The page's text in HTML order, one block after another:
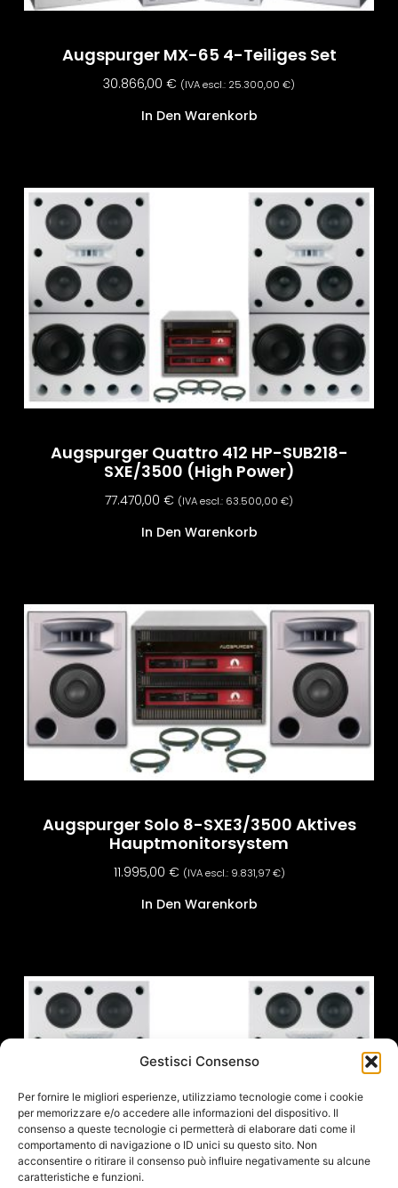
Gestisci Consenso
Per fornire le migliori esperienze, utilizziamo tecnologie come i cookie
per memorizzare e/o accedere alle informazioni del dispositivo. Il
consenso a queste tecnologie ci permetterà di elaborare dati come il
comportamento di navigazione o ID unici su questo sito. Non
acconsentire o ritirare il consenso può influire negativamente su alcune
caratteristiche e funzioni.
Augspurger MX-65 4-Teiliges Set
30.866,00 € (IVA escl.: 25.300,00 €)
In Den Warenkorb
Augspurger Quattro 412 HP-SUB218-
SXE/3500 (High Power)
77.470,00 € (IVA escl.: 63.500,00 €)
In Den Warenkorb
Augspurger Solo 8-SXE3/3500 Aktives
Hauptmonitorsystem
11.995,00 € (IVA escl.: 9.831,97€)
In Den Warenkorb